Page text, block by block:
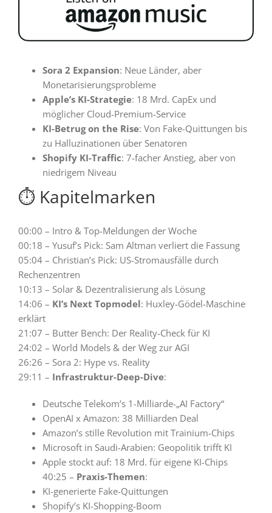
Sora 2 Expansion: Neue Länder, aber
Monetarisierungsprobleme
Apple’s KI-Strategie: 18 Mrd. CapEx und
möglicher Cloud-Premium-Service
KI-Betrug on the Rise: Von Fake-Quittungen bis
zu Halluzinationen über Senatoren
Shopify KI-Traffic: 7-facher Anstieg, aber von
niedrigem Niveau
⏱️ Kapitelmarken
00:00 – Intro & Top-Meldungen der Woche
00:18 – Yusuf’s Pick: Sam Altman verliert die Fassung
05:04 – Christian’s Pick: US-Stromausfälle durch
Rechenzentren
10:13 – Solar & Dezentralisierung als Lösung
14:06 – KI’s Next Topmodel: Huxley-Gödel-Maschine
erklärt
21:07 – Butter Bench: Der Reality-Check für KI
24:02 – World Models & der Weg zur AGI
26:26 – Sora 2: Hype vs. Reality
29:11 – Infrastruktur-Deep-Dive:
Deutsche Telekom’s 1-Milliarde-„AI Factory“
OpenAI x Amazon: 38 Milliarden Deal
Amazon’s stille Revolution mit Trainium-Chips
Microsoft in Saudi-Arabien: Geopolitik trifft KI
Apple stockt auf: 18 Mrd. für eigene KI-Chips
40:25 – Praxis-Themen:
KI-generierte Fake-Quittungen
Shopify’s KI-Shopping-Boom